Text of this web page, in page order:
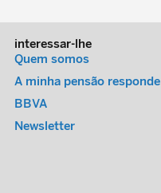
interessar-lhe
Quem somos
A minha pensão responde
BBVA
Newsletter